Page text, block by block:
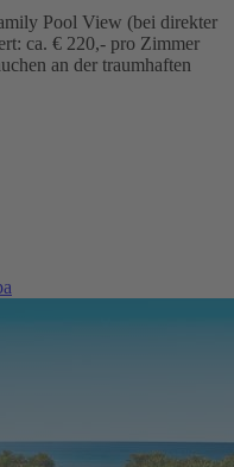
Pool View (bei direkter
ca. € 220,- pro Zimmer
an der traumhaften